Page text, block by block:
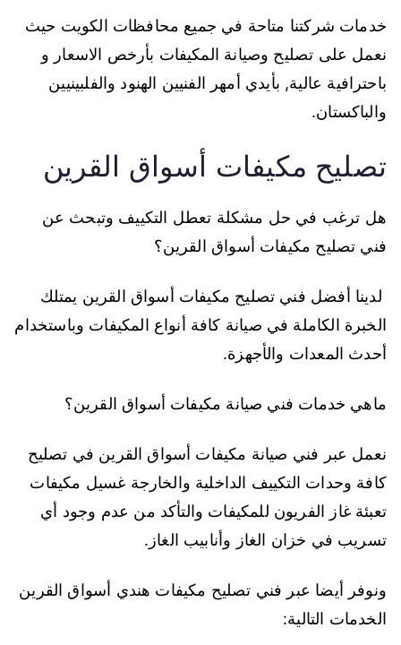
خدمات شركتنا متاحة في جميع محافظات الكويت حيث
نعمل على تصليح وصيانة المكيفات بأرخص الاسعار و
باحترافية عالية, بأيدي أمهر الفنيين الهنود والفلبينيين
والباكستان.
تصليح مكيفات أسواق القرين
هل ترغب في حل مشكلة تعطل التكييف وتبحث عن
فني تصليح مكيفات أسواق القرين؟
لدينا أفضل فني تصليح مكيفات أسواق القرين يمتلك
الخبرة الكاملة في صيانة كافة أنواع المكيفات وباستخدام
أحدث المعدات والأجهزة.
ماهي خدمات فني صيانة مكيفات أسواق القرين؟
نعمل عبر فني صيانة مكيفات أسواق القرين في تصليح
كافة وحدات التكييف الداخلية والخارجة غسيل مكيفات
تعبئة غاز الفريون للمكيفات والتأكد من عدم وجود أي
تسريب في خزان الغاز وأنابيب الغاز.
ونوفر أيضا عبر فني تصليح مكيفات هندي أسواق القرين
الخدمات التالية: